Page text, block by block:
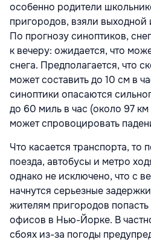
особенно родители
пригородов, взяли
По прогнозу синоптиков,
к вечеру: ожидается, что
снега. Предполагается, что
может составить до 10 см в
синоптики опасаются
до 60 миль в час (около 97
может спровоцировать
Что касается транспорта, то
поезда, автобусы и метро
однако не исключено, что с
начнутся серьезные
жителям пригородов
офисов в Нью-Йорке. В
сбоях из-за погоды